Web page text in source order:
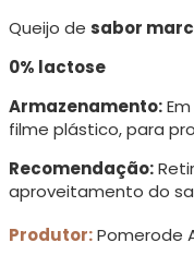
Queijo de sabor
0% lactose
Armazenamento:
filme plástico, para
Recomendação:
aproveitamento do
Produtor:Pomerode